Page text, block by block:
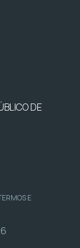
DE
E